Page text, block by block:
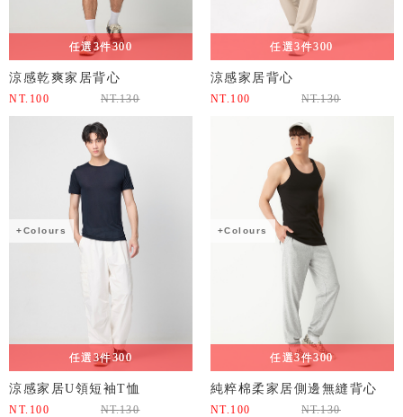
任選3件300
涼感乾爽家居背心
NT. 100 NT.130
任選3件300
涼感家居背心
NT. 100 NT.130
+Colours
任選3件300
涼感家居U領短袖T恤
NT. 100 NT.130
+Colours
任選3件300
純粹棉柔家居側邊無縫背心
NT. 100 NT.130